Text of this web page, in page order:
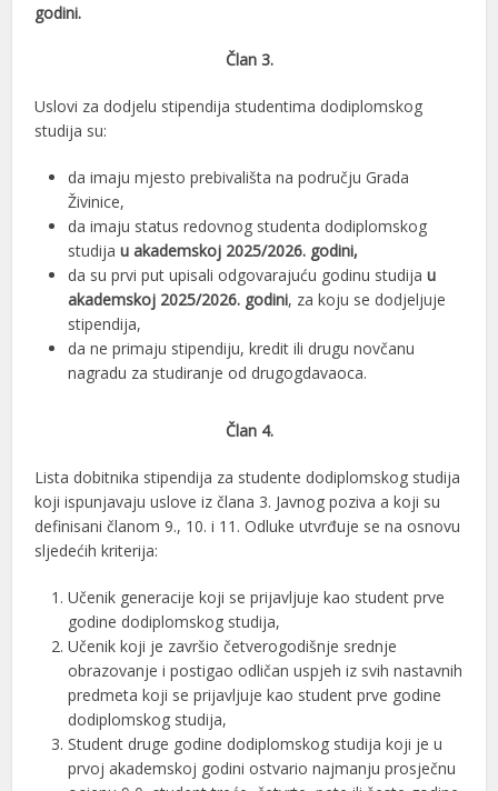
godini.
Član 3.
Uslovi za dodjelu stipendija studentima dodiplomskog
studija su:
da imaju mjesto prebivališta na području Grada
Živinice,
da imaju status redovnog studenta dodiplomskog
studijau akademskoj 2025/2026. godini,
da su prvi put upisali odgovarajuću godinu studijau
akademskoj 2025/2026. godini, za koju se dodjeljuje
stipendija,
da ne primaju stipendiju, kredit ili drugu novčanu
nagradu za studiranje od drugogdavaoca.
Član 4.
Lista dobitnika stipendija za studente dodiplomskog studija
koji ispunjavaju uslove iz člana 3. Javnog poziva a koji su
definisani članom 9., 10. i 11. Odluke utvrđuje se na osnovu
sljedećih kriterija:
Učenik generacije koji se prijavljuje kao student prve
godine dodiplomskog studija,
Učenik koji je završio četverogodišnje srednje
obrazovanje i postigao odličan uspjeh iz svih nastavnih
predmeta koji se prijavljuje kao student prve godine
dodiplomskog studija,
Student druge godine dodiplomskog studija koji je u
prvoj akademskoj godini ostvario najmanju prosječnu